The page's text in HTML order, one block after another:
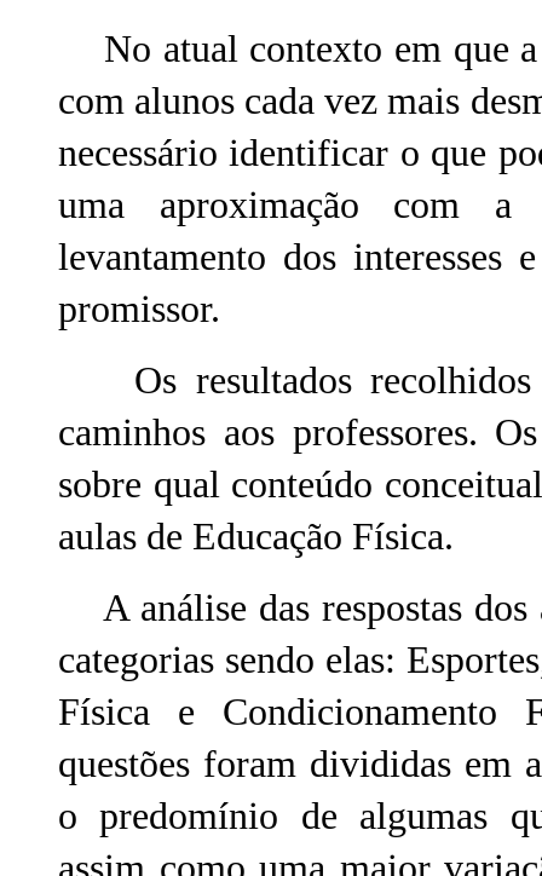
No atual contexto em que a
com alunos cada vez mais
necessário identificar o que
uma aproximação com a
levantamento dos interesses
promissor.
Os resultados recolhidos
caminhos aos professores.
sobre qual conteúdo
aulas de Educação Física.
A análise das respostas
categorias sendo elas:
Física e Condicionamento
questões foram divididas em
o predomínio de algumas